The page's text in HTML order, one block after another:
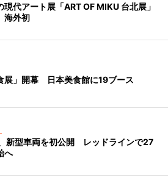
現代アート展「ART OF MIKU 台北展」
外初
展」開幕 日本美食館に19ブース
新型車両を初公開 レッドラインで27
へ